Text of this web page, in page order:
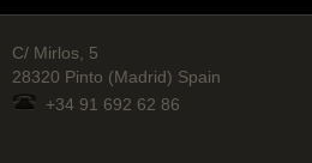
C/ Mirlos, 5
28320 Pinto (Madrid) Spain
+34 91 692 62 86